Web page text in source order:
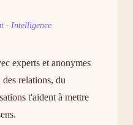
· Intelligence
experts et anonymes
relations, du
t'aident à mettre